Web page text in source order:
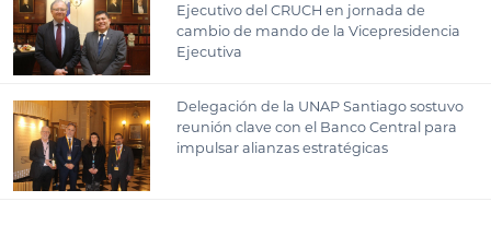
Ejecutivo del CRUCH en jornada de
cambio de mando de la Vicepresidencia
Ejecutiva
Delegación de la UNAP Santiago sostuvo
reunión clave con el Banco Central para
impulsar alianzas estratégicas